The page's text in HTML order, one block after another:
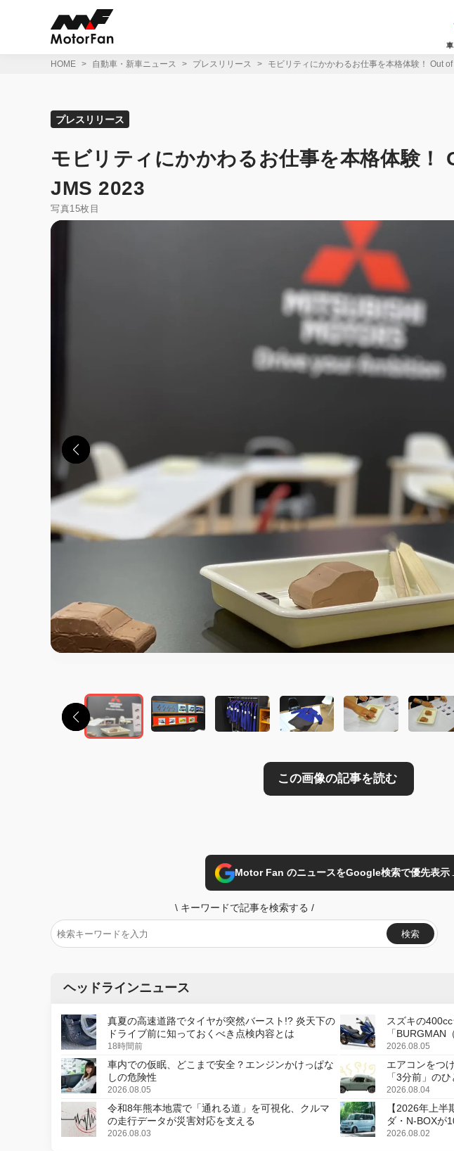
HOME 自動車・新車ニュース プレスリリース モビリティにかかわるお仕事を本格体験！ Out
プレスリリース
モビリティにかかわるお仕事を本格体験
JMS 2023
写真15枚目
この画像の記事を読む
Motor Fan のニュースをGoogle検索で優先表示
\ キーワードで記事を検索する /
検索
ヘッドラインニュース
真夏の高速道路でタイヤが突然バースト!? 炎天下の
ドライブ前に知っておくべき点検内容とは
18時間前
スズキの
「BURGMAN
更し、8月18日
2026.08.05
車内での仮眠、どこまで安全？エンジンかけっぱな
しの危険性
2026.08.05
エアコンをつ
「3分前」の
2026.08.04
令和8年熊本地震で「通れる道」を可視化、クルマ
の走行データが災害対応を支える
2026.08.03
【2026年上
ダ・N-BOXが
2026.08.02